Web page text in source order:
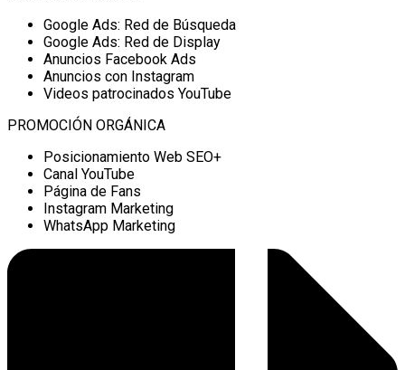
Google Ads: Red de Búsqueda
Google Ads: Red de Display
Anuncios Facebook Ads
Anuncios con Instagram
Videos patrocinados YouTube
PROMOCIÓN ORGÁNICA
Posicionamiento Web SEO+
Canal YouTube
Página de Fans
Instagram Marketing
WhatsApp Marketing